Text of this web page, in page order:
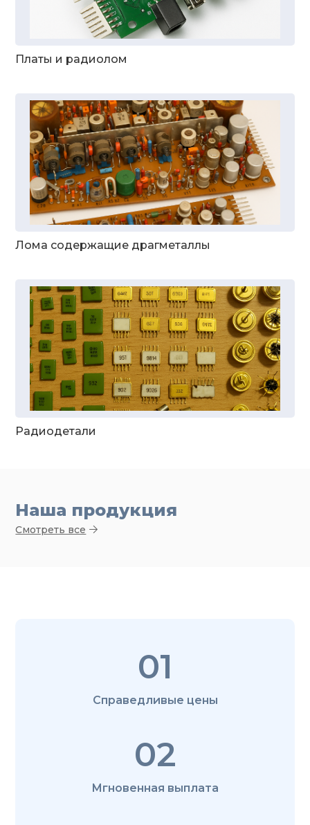
Платы и радиолом
Лома содержащие драгметаллы
Радиодетали
Наша продукция
Смотреть все
01
Справедливые цены
02
Мгновенная выплата